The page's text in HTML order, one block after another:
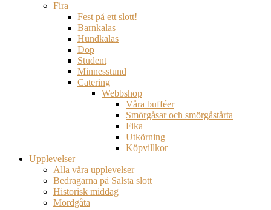
Fira
Fest på ett slott!
Barnkalas
Hundkalas
Dop
Student
Minnesstund
Catering
Webbshop
Våra bufféer
Smörgåsar och smörgåstårta
Fika
Utkörning
Köpvillkor
Upplevelser
Alla våra upplevelser
Bedragarna på Salsta slott
Historisk middag
Mordgåta